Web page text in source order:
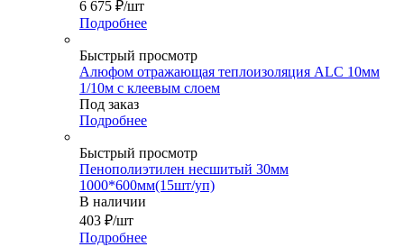
6 675 ₽/шт
Подробнее
Быстрый просмотр
Алюфом отражающая теплоизоляция ALC 10мм
1/10м с клеевым слоем
Под заказ
Подробнее
Быстрый просмотр
Пенополиэтилен несшитый 30мм
1000*600мм(15шт/уп)
В наличии
403 ₽/шт
Подробнее